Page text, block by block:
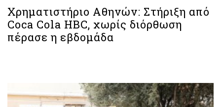
Χρηματιστήριο Aθηνών: Στήριξη από
Coca Cola HBC, χωρίς διόρθωση
πέρασε η εβδομάδα